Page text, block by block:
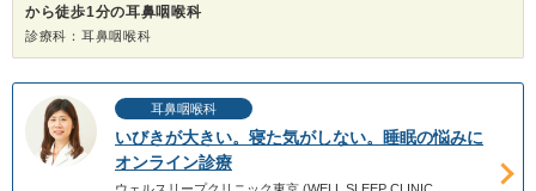
から徒歩1分の耳鼻咽喉科
診療科：耳鼻咽喉科
耳鼻咽喉科
いびきが大きい。寝た気がしない。睡眠の悩みに
オンライン診療